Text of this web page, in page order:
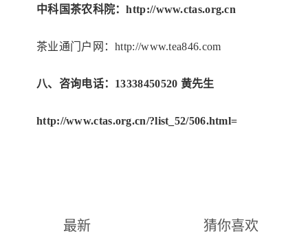
中科国茶农科院：http://www.ctas.org.cn
茶业通门户网：http://www.tea846.com
八、咨询电话：13338450520 黄先生
http://www.ctas.org.cn/?list_52/506.html=
最新 猜你喜欢